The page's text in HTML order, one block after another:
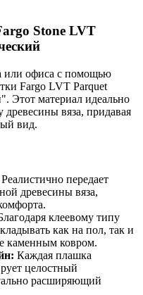
Stone LVT
или офиса с помощью
Fargo LVT Parquet
Этот материал идеально
вяза, придавая
вид.
Реалистично передает
древесины вяза,
клеевому типу
как на пол, так и
каменным ковром.
Каждая плашка
целостный
расширяющий